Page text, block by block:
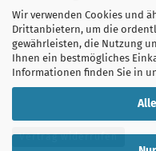
Wir verwenden Cookies und
Drittanbietern, um die
gewährleisten, die Nutzung
Ihnen ein bestmögliches
Informationen finden Sie in
Die Beschreibungen, Zeichnungen und Angaben
Verwendung sind sorgfältig überprüft worden.
Vertrag widerrufen